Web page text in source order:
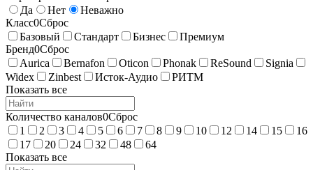
Да
Нет
Неважно
Класс0Сброс
Базовый
Стандарт Бизнес
Премиум
Бренд0Сброс
Aurica
Bernafon Oticon Phonak ReSound
Signia
Widex
Zinbest Исток-Аудио
РИТМ
Показать все
Количество каналов0Сброс
1
2 3 4 5 6 7 8 9 10 12 14 15
16
17
20 24 32 48
64
Показать все